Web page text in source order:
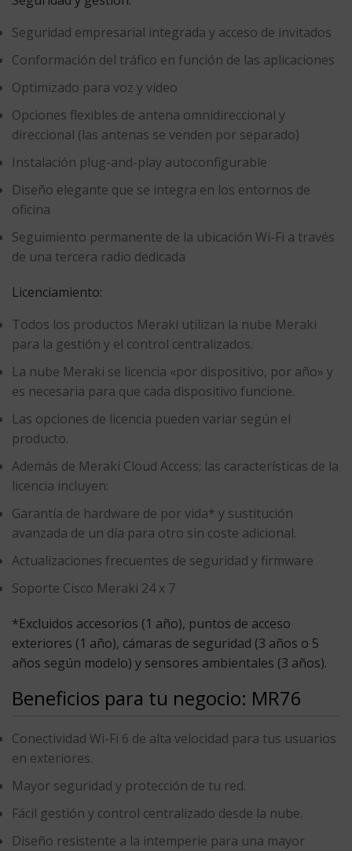
Seguridad empresarial integrada y acceso de invitados
Conformación del tráfico en función de las aplicaciones
Optimizado para voz y vídeo
Opciones flexibles de antena omnidireccional y
direccional (las antenas se venden por separado)
Instalación plug-and-play autoconfigurable
Diseño elegante que se integra en los entornos de
oficina
Seguimiento permanente de la ubicación Wi-Fi a través
de una tercera radio dedicada
Licenciamiento:
Todos los productos Meraki utilizan la nube Meraki
para la gestión y el control centralizados.
La nube Meraki se licencia «por dispositivo, por año» y
es necesaria para que cada dispositivo funcione.
Las opciones de licencia pueden variar según el
producto.
Además de Meraki Cloud Access; las características de la
licencia incluyen:
Garantía de hardware de por vida* y sustitución
avanzada de un día para otro sin coste adicional.
Actualizaciones frecuentes de seguridad y firmware
Soporte Cisco Meraki 24 x 7
*Excluidos accesorios (1 año), puntos de acceso
exteriores (1 año), cámaras de seguridad (3 años o 5
años según modelo) y sensores ambientales (3 años).
Beneficios para tu negocio: MR76
Conectividad Wi-Fi 6 de alta velocidad para tus usuarios
en exteriores.
Mayor seguridad y protección de tu red.
Fácil gestión y control centralizado desde la nube.
Diseño resistente a la intemperie para una mayor